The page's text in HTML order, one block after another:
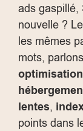
ads
nouvelle ?
les mêmes
mots,
lentes,
points dans